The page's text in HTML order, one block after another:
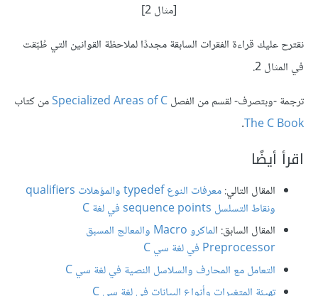
[مثال 2]
نقترح عليك قراءة الفقرات السابقة مجددًا لملاحظة القوانين التي طُبّقت
في المثال 2.
ترجمة -وبتصرف- لقسم من الفصلSpecialized Areas of Cمن كتاب
The C Book
.
اقرأ أيضًا
المقال التالي:
معرفات النوع typedef والمؤهلات qualifiers
ونقاط التسلسل sequence points في لغة C
المقال السابق: ا
لماكرو Macro والمعالج المسبق
Preprocessor في لغة سي C
التعامل مع المحارف والسلاسل النصية في لغة سي C